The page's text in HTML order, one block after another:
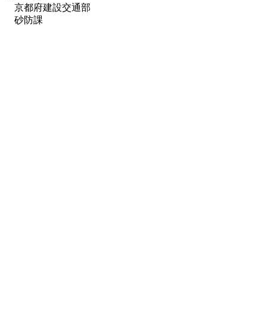
京都府建設交通部
砂防課